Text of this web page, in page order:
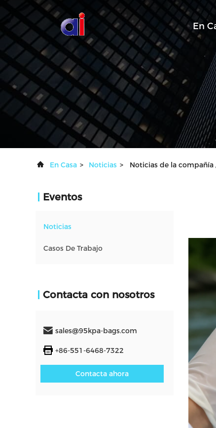
En
En Casa > Noticias > Noticias de la compañía
Eventos
Noticias
Casos De Trabajo
Contacta con nosotros
sales@95kpa-bags.com
+86-551-6468-7322
Contacta ahora